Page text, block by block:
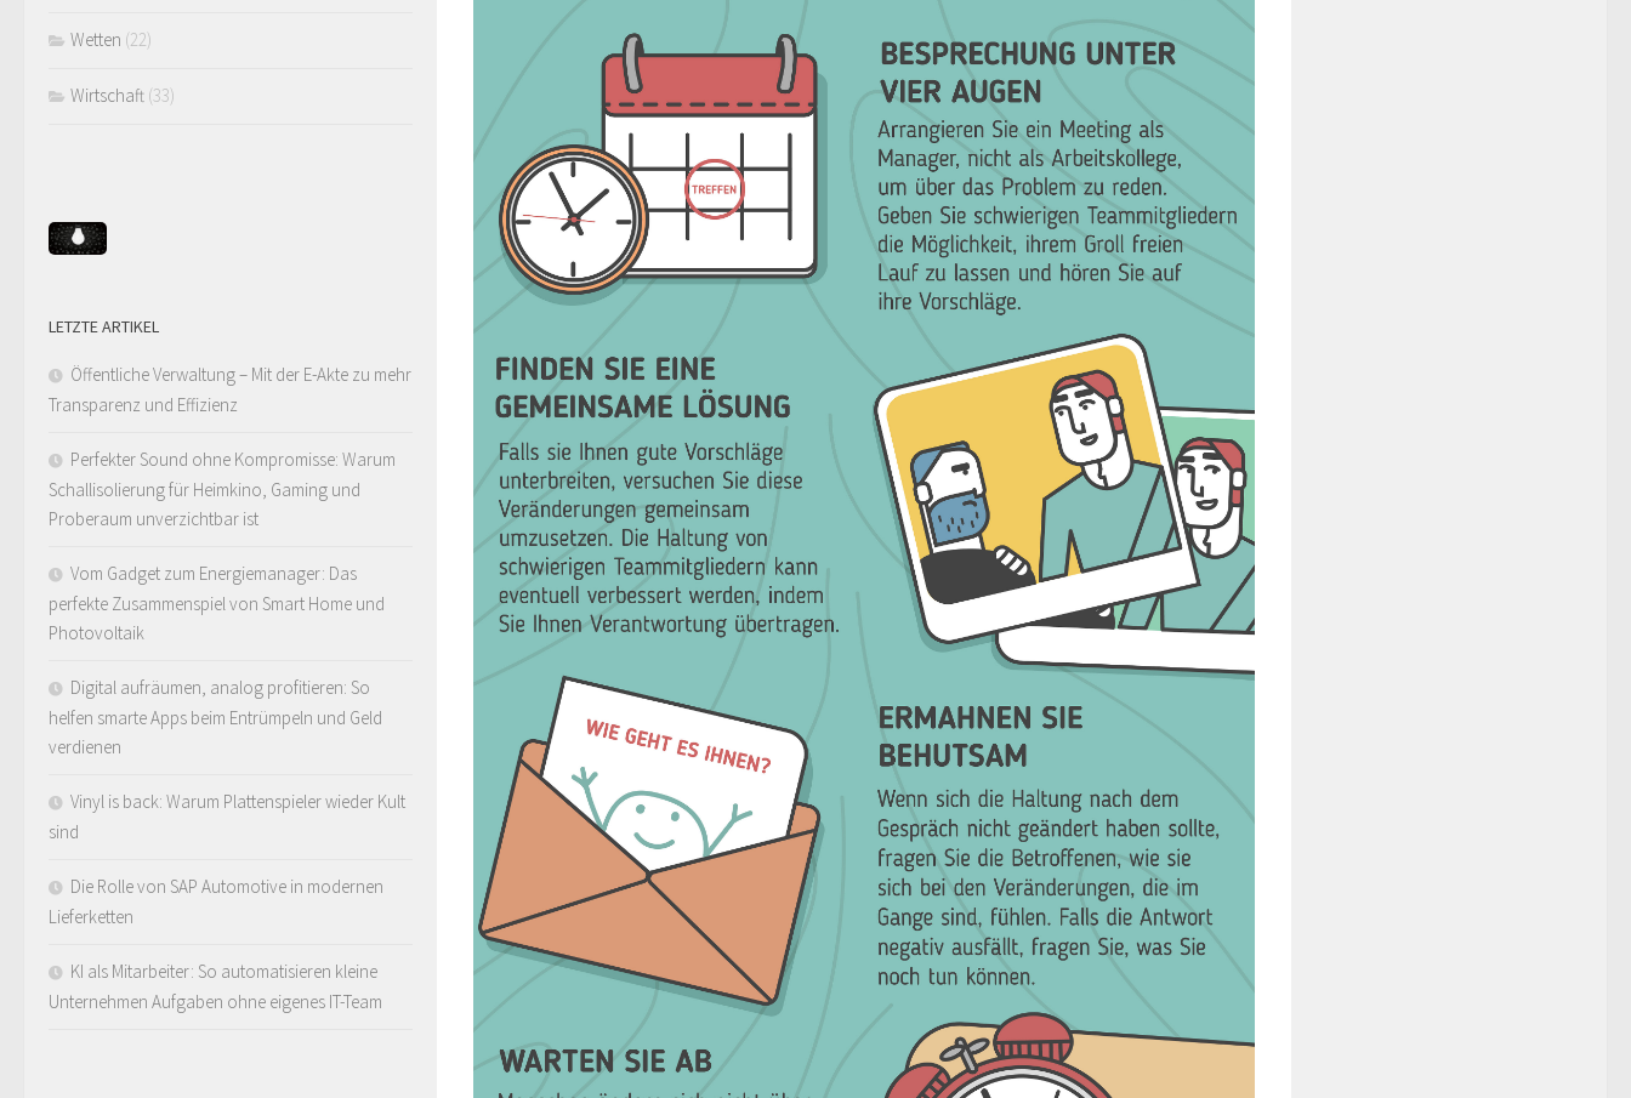
Wetten (22)
Wirtschaft (33)
LETZTE ARTIKEL
Öffentliche Verwaltung – Mit der E-Akte zu mehr
Transparenz und Effizienz
Perfekter Sound ohne Kompromisse: Warum
Schallisolierung für Heimkino, Gaming und
Proberaum unverzichtbar ist
Vom Gadget zum Energiemanager: Das
perfekte Zusammenspiel von Smart Home und
Photovoltaik
Digital aufräumen, analog profitieren: So
helfen smarte Apps beim Entrümpeln und Geld
verdienen
Vinyl is back: Warum Plattenspieler wieder Kult
sind
Die Rolle von SAP Automotive in modernen
Lieferketten
KI als Mitarbeiter: So automatisieren kleine
Unternehmen Aufgaben ohne eigenes IT-Team